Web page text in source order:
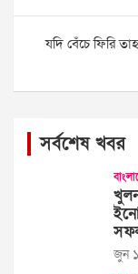
যদি বেঁচে ফিরি
সর্বশেষ খবর
জুন